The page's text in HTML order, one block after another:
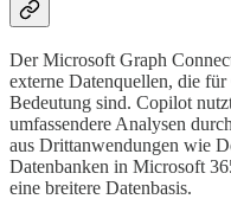
Der Microsoft Graph
externe Datenquellen, die
Bedeutung sind. Copilot
umfassendere Analysen
aus Drittanwendungen wie
Datenbanken in Microsoft
eine breitere Datenbasis.